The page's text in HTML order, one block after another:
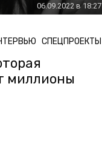
06.09.2022 в 18:27
СПЕЦПРОЕКТЫ
миллионы